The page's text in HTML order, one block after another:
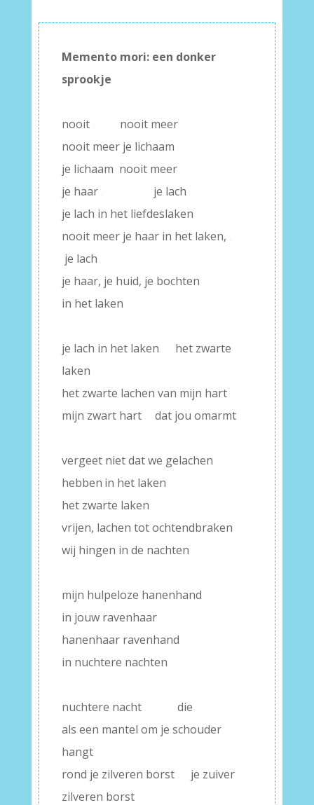
Memento mori: een donker
sprookje
nooit .
nooit meer
nooit meer je lichaam
je lichaam nooit meer
je haar .
je lach
je lach in het liefdeslaken
nooit meer je haar in het laken, .
je lach
je haar, je huid, je bochten
in het laken
je lach in het laken.
het zwarte
laken
het zwarte lachen van mijn hart
mijn zwart hart . dat jou omarmt
vergeet niet dat we gelachen
hebben.in het laken
het zwarte laken
vrijen, lachen tot ochtendbraken
wij hingen in de nachten
mijn hulpeloze hanenhand
in jouw ravenhaar
hanenhaar ravenhand
in nuchtere nachten
nuchtere nacht .
die
als een mantel om je schouder
hangt
rond je zilveren borst .
je zuiver
zilveren borst